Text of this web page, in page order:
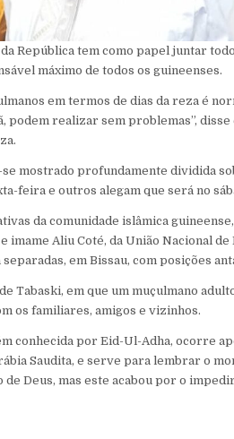
República tem como papel juntar
máximo de todos os guineenses.
em termos de dias da reza é
realizar sem problemas”, disse
mostrado profundamente dividida
feira e outros alegam que será no
da comunidade islâmica
imame Aliu Coté, da União Nacional
em Bissau, com posições
Tabaski, em que um muçulmano
os familiares, amigos e vizinhos.
conhecida por Eid-Ul-Adha, ocorre
Saudita, e serve para lembrar o
Deus, mas este acabou por o